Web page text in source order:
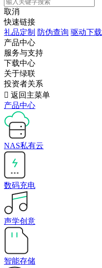
取消
快速链接
礼品定制 防伪查询 驱动下载
产品中心
服务与支持
下载中心
关于绿联
投资者关系
 返回主菜单
产品中心
NAS私有云
数码充电
声学创意
智能存储